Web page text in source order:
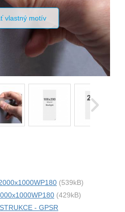
vlastný motív
(539kB)
(429kB)
- GPSR